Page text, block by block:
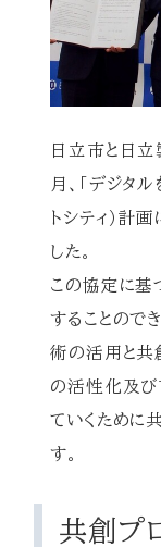
日立市と日
月、「デジタ
トシティ）計
した。
この協定に基
することので
術の活用と共
の活性化及び
ていくために
す。
共創プ